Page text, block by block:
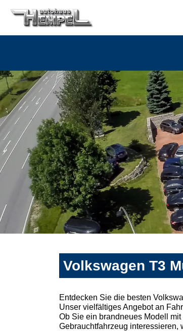
Volkswagen T3
Entdecken Sie die besten
Unser vielfältiges Angebot an
Ob Sie ein brandneues Modell
Gebrauchtfahrzeug interessieren,